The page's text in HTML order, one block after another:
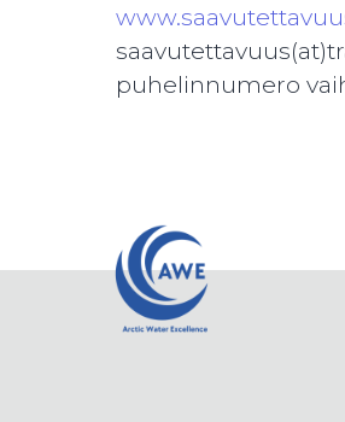
puhelinnumero